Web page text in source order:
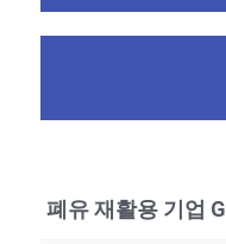
폐유 재활용 기업